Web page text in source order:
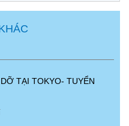
TẠI TOKYO- TUYỂN